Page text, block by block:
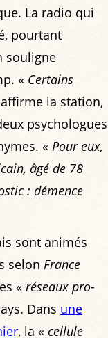
La radio qui
pourtant
souligne
« Certains
affirme la station,
psychologues
« Pour eux,
âgé de 78
: démence
sont animés
selon France
« réseaux pro-
Dans une
, la « cellule